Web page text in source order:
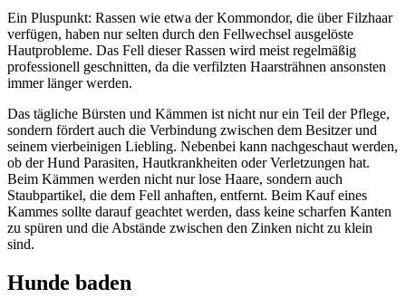
Ein Pluspunkt: Rassen wie etwa der Kommondor, die über Filzhaar
verfügen, haben nur selten durch den Fellwechsel ausgelöste
Hautprobleme. Das Fell dieser Rassen wird meist regelmäßig
professionell geschnitten, da die verfilzten Haarsträhnen ansonsten
immer länger werden.
Das tägliche Bürsten und Kämmen ist nicht nur ein Teil der Pflege,
sondern fördert auch die Verbindung zwischen dem Besitzer und
seinem vierbeinigen Liebling. Nebenbei kann nachgeschaut werden,
ob der Hund Parasiten, Hautkrankheiten oder Verletzungen hat.
Beim Kämmen werden nicht nur lose Haare, sondern auch
Staubpartikel, die dem Fell anhaften, entfernt. Beim Kauf eines
Kammes sollte darauf geachtet werden, dass keine scharfen Kanten
zu spüren und die Abstände zwischen den Zinken nicht zu klein
sind.
Hunde baden